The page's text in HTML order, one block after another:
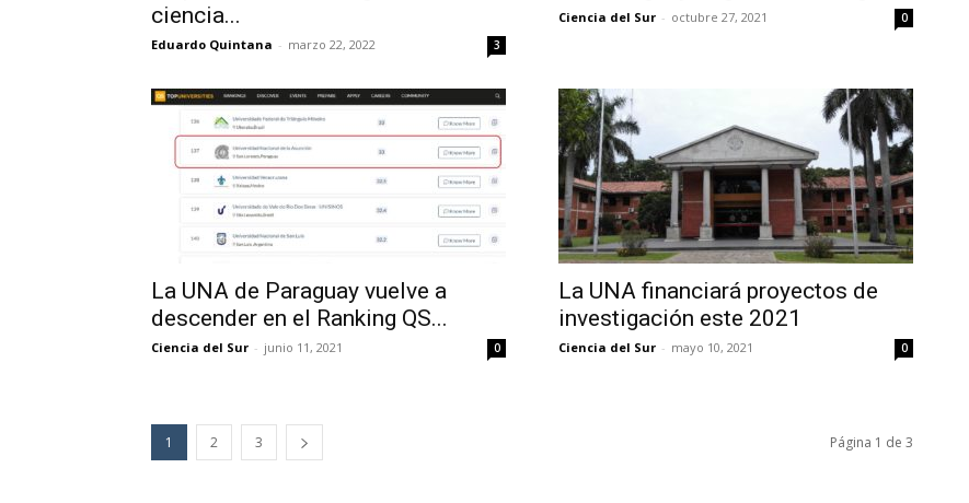
ciencia...
Eduardo Quintana - marzo 22, 2022 3
Ciencia del Sur - octubre 27, 2021 0
La UNA de Paraguay vuelve a
descender en el Ranking QS...
Ciencia del Sur - junio 11, 2021 0
La UNA financiará proyectos de
investigación este 2021
Ciencia del Sur - mayo 10, 2021 0
1 2 3 Página 1 de 3